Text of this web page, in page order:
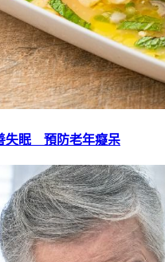
失眠 預防老年癡呆